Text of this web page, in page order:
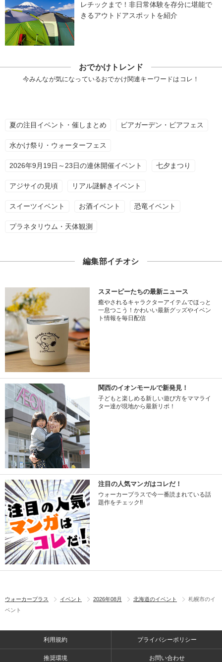
レチックまで！非日常体験を存分に堪能で
きるアウトドアスポットを紹介
おでかけトレンド
今みんなが気になっているおでかけ関連キーワードはコレ！
夏の注目イベント・催しまとめ ビアガーデン・ビアフェス
水かけ祭り・ウォーターフェス
2026年9月19日～23日の連休開催イベント 七夕まつり
アジサイの見頃 リアル謎解きイベント
スイーツイベント お酒イベント 恐竜イベント
プラネタリウム・天体観測
編集部イチオシ
スヌーピーたちの最新ニュース
癒やされるキャラクターアイテムでほっと
一息つこう！かわいい最新グッズやイベン
ト情報を毎日配信
関西のイオンモールで新発見！
子どもと楽しめる新しい遊び方をママライ
ター達が現地から最新リポ！
注目の人気マンガはコレだ！
ウォーカープラスで今一番読まれている話
題作をチェック!!
ウォーカープラス イベント 2026年08月 北海道のイベント
札幌市のイ
ベント
利用規約 プライバシーポリシー
推奨環境 お問い合わせ